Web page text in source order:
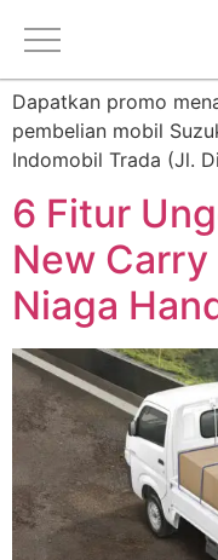
Tag:
Dapatkan promo
pembelian mobil
Indomobil Trada (Jl.
6 Fitur
New
Niaga